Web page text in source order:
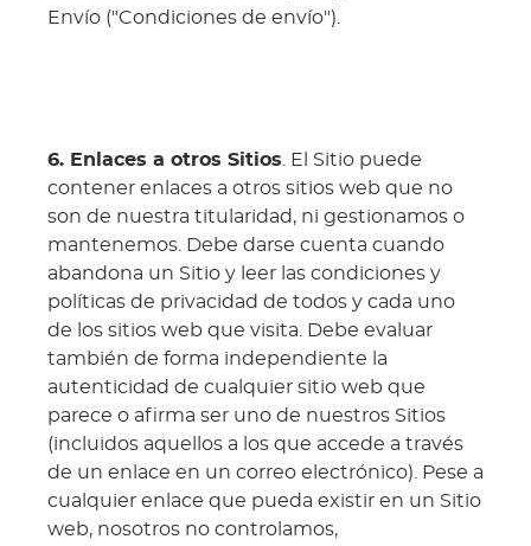
Envío ("Condiciones de envío").
6. Enlaces a otros Sitios . El Sitio puede
contener enlaces a otros sitios web que no
son de nuestra titularidad, ni gestionamos o
mantenemos. Debe darse cuenta cuando
abandona un Sitio y leer las condiciones y
políticas de privacidad de todos y cada uno
de los sitios web que visita. Debe evaluar
también de forma independiente la
autenticidad de cualquier sitio web que
parece o afirma ser uno de nuestros Sitios
(incluidos aquellos a los que accede a través
de un enlace en un correo electrónico). Pese a
cualquier enlace que pueda existir en un Sitio
web, nosotros no controlamos,